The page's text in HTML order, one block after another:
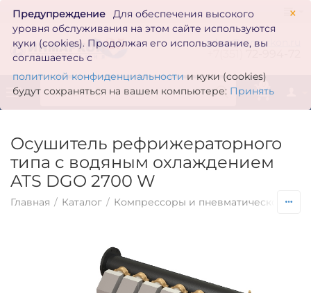
×
Предупреждение
Для обеспечения высокого
уровня обслуживания на этом сайте используются
куки (cookies). Продолжая его использование, вы
соглашаетесь с
политикой конфиденциальности и куки (cookies)
будут сохраняться на вашем компьютере: Принять
zakaz@inmarkon.ru
0
Осушитель рефрижераторного
типа с водяным охлаждением
ATS DGO 2700 W
Главная / Каталог / Компрессоры и пневматическое